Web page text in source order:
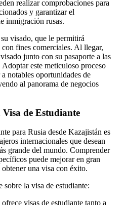
realizar comprobaciones para
y garantizar el
inmigración rusas.
visado, que le permitirá
fines comerciales. Al llegar,
junto con su pasaporte a las
este meticuloso proceso
notables oportunidades de
al panorama de negocios
Visa de Estudiante
para Rusia desde Kazajistán es
internacionales que desean
grande del mundo. Comprender
puede mejorar en gran
una visa con éxito.
sobre la visa de estudiante:
visas de estudiante tanto a